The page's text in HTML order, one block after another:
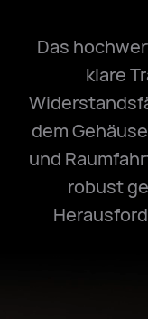
Das
klare
dem
und
robust